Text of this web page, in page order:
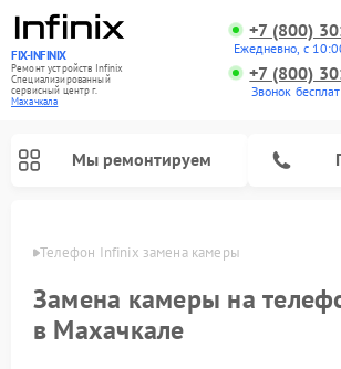
FIX-INFINIX
Ремонт устройств Infinix
Специализированный
cервисный центр г.
Махачкала
+7 (800)
Ежедневно, с
+7 (800)
Звонок
Мы ремонтируем
Телефон Infinix замена камеры
Замена камеры на
в Махачкале